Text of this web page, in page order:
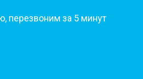
перезвоним за 5 минут